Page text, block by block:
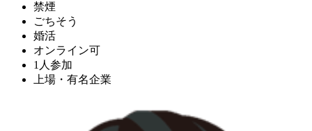
禁煙
ごちそう
婚活
オンライン可
1人参加
上場・有名企業